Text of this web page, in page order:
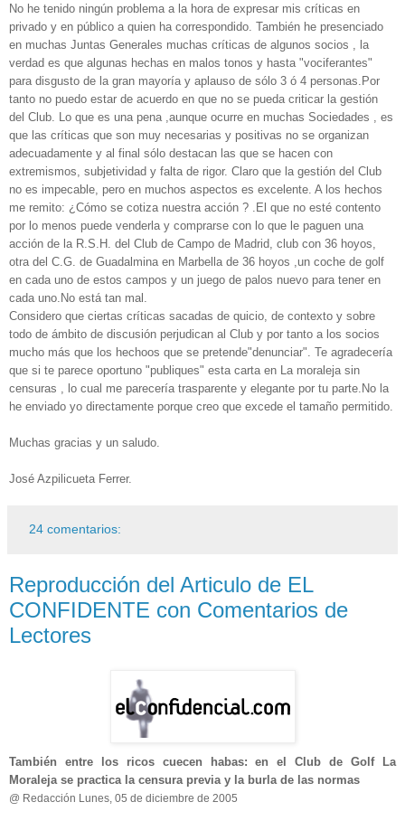
No he tenido ningún problema a la hora de expresar mis críticas en
privado y en público a quien ha correspondido. También he presenciado
en muchas Juntas Generales muchas críticas de algunos socios , la
verdad es que algunas hechas en malos tonos y hasta "vociferantes"
para disgusto de la gran mayoría y aplauso de sólo 3 ó 4 personas.Por
tanto no puedo estar de acuerdo en que no se pueda criticar la gestión
del Club. Lo que es una pena ,aunque ocurre en muchas Sociedades , es
que las críticas que son muy necesarias y positivas no se organizan
adecuadamente y al final sólo destacan las que se hacen con
extremismos, subjetividad y falta de rigor. Claro que la gestión del Club
no es impecable, pero en muchos aspectos es excelente. A los hechos
me remito: ¿Cómo se cotiza nuestra acción ? .El que no esté contento
por lo menos puede venderla y comprarse con lo que le paguen una
acción de la R.S.H. del Club de Campo de Madrid, club con 36 hoyos,
otra del C.G. de Guadalmina en Marbella de 36 hoyos ,un coche de golf
en cada uno de estos campos y un juego de palos nuevo para tener en
cada uno.No está tan mal.
Considero que ciertas críticas sacadas de quicio, de contexto y sobre
todo de ámbito de discusión perjudican al Club y por tanto a los socios
mucho más que los hechoos que se pretende"denunciar". Te agradecería
que si te parece oportuno "publiques" esta carta en La moraleja sin
censuras , lo cual me parecería trasparente y elegante por tu parte.No la
he enviado yo directamente porque creo que excede el tamaño permitido.
Muchas gracias y un saludo.
José Azpilicueta Ferrer.
24 comentarios:
Reproducción del Articulo de EL
CONFIDENTE con Comentarios de
Lectores
También entre los ricos cuecen habas: en el Club de Golf La
Moraleja se practica la censura previa y la burla de las normas
@ Redacción Lunes, 05 de diciembre de 2005